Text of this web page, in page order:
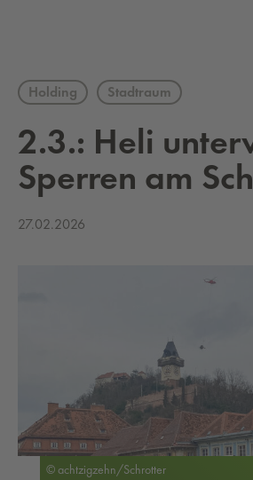
Holding Stadtraum
2.3.: Heli
Sper­ren am
27.02.2026
© achtzigzehn/Schrotter